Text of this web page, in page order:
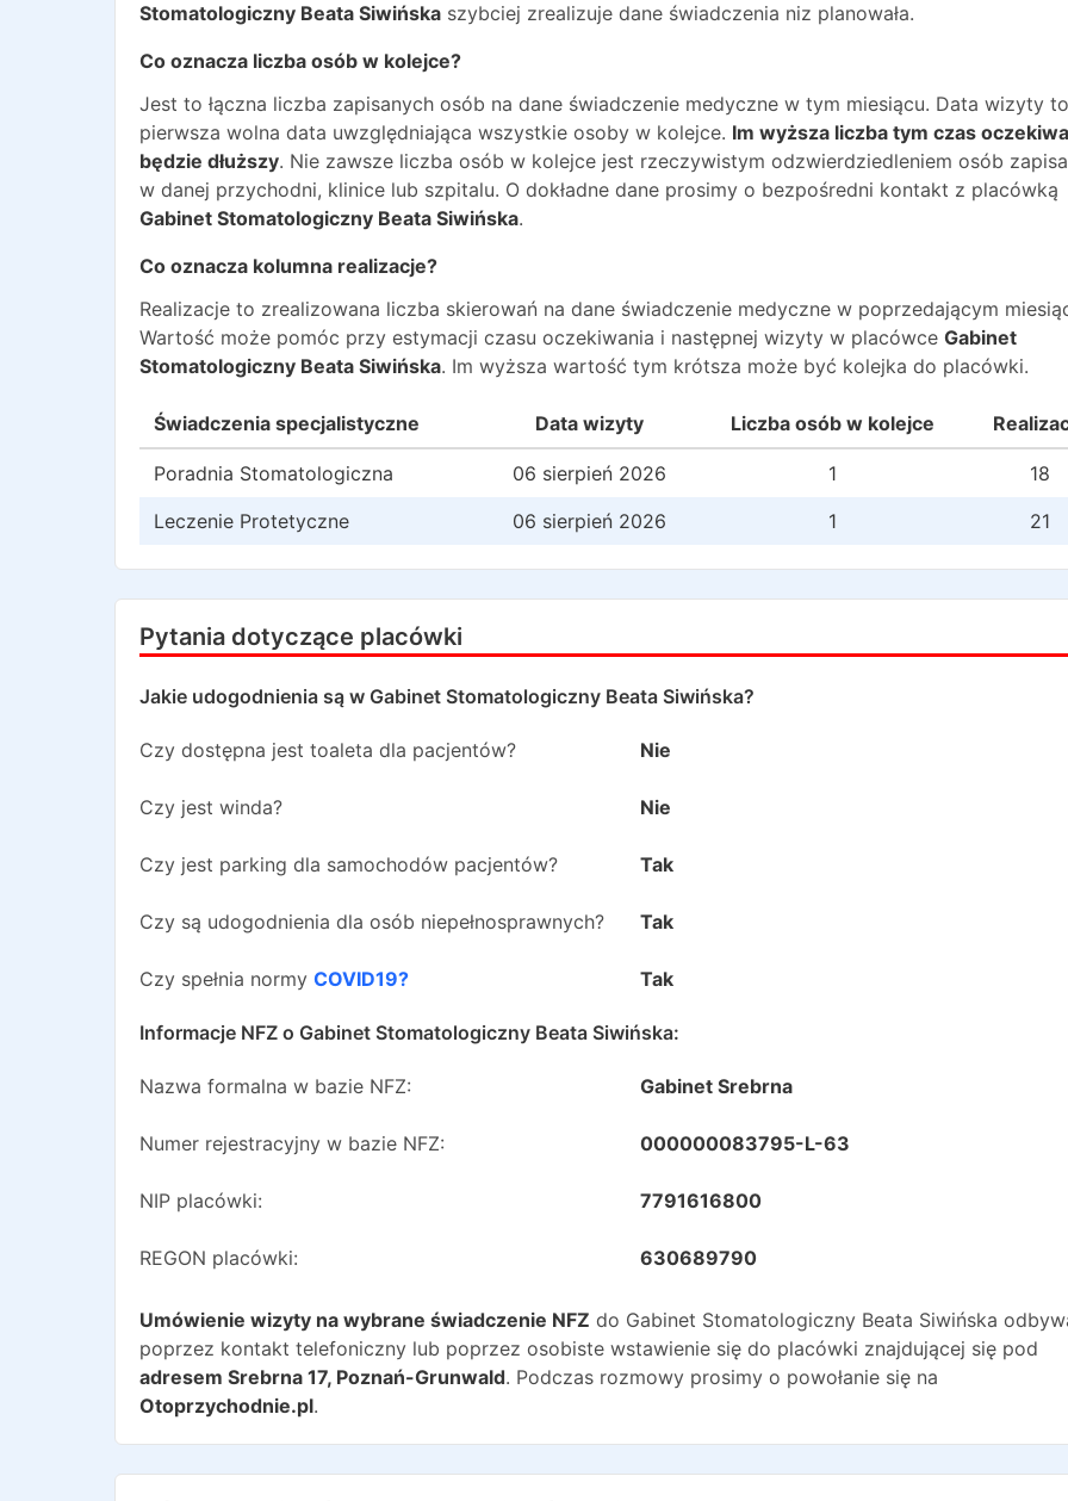
Stomatologiczny Beata Siwińska szybciej zrealizuje dane świadczenia niz planowała.
Co oznacza liczba osób w kolejce?
Jest to łączna liczba zapisanych osób na dane świadczenie medyczne w tym miesiącu. Data wizyty to
pierwsza wolna data uwzględniająca wszystkie osoby w kolejce. Im wyższa liczba tym czas
będzie dłuższy. Nie zawsze liczba osób w kolejce jest rzeczywistym odzwierdziedleniem osób
w danej przychodni, klinice lub szpitalu. O dokładne dane prosimy o bezpośredni kontakt z placówką
Gabinet Stomatologiczny Beata Siwińska.
Co oznacza kolumna realizacje?
Realizacje to zrealizowana liczba skierowań na dane świadczenie medyczne w poprzedającym
Wartość może pomóc przy estymacji czasu oczekiwania i następnej wizyty w placówce Gabinet
Stomatologiczny Beata Siwińska. Im wyższa wartość tym krótsza może być kolejka do placówki.
Świadczenia specjalistyczne Data wizyty Liczba osób w kolejce
Poradnia Stomatologiczna 06 sierpień 2026 1
18
Leczenie Protetyczne
06 sierpień 2026 1 21
Pytania dotyczące placówki
Jakie udogodnienia są w Gabinet Stomatologiczny Beata Siwińska?
Czy dostępna jest toaleta dla pacjentów? Nie
Czy jest winda? Nie
Czy jest parking dla samochodów pacjentów? Tak
Czy są udogodnienia dla osób niepełnosprawnych? Tak
Czy spełnia normy COVID19? Tak
Informacje NFZ o Gabinet Stomatologiczny Beata Siwińska:
Nazwa formalna w bazie NFZ: Gabinet Srebrna
Numer rejestracyjny w bazie NFZ: 000000083795-L-63
NIP placówki: 7791616800
REGON placówki: 630689790
Umówienie wizyty na wybrane świadczenie NFZ do Gabinet Stomatologiczny Beata Siwińska
poprzez kontakt telefoniczny lub poprzez osobiste wstawienie się do placówki znajdującej się pod
adresem Srebrna 17, Poznań-Grunwald. Podczas rozmowy prosimy o powołanie się na
Otoprzychodnie.pl.